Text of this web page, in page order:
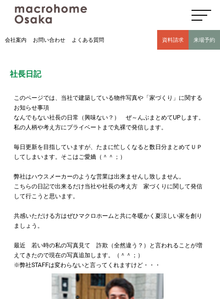
高気密高断熱住宅のマクロホーム大阪の社長日記(豊中市 モデルハウス有)
会社案内 お問い合わせ よくある質問 資料請求 来場予約
社長日記
このページでは、当社で建築している物件写真や「家づくり」に関する
お知らせ事項
なんでもない社長の日常（興味ない？） ぜ～んぶまとめてUPします。
私の人柄や考え方にプライベートまで丸裸で発信します。
毎日更新を目指していますが、たまに忙しくなると数日分まとめてＵＰ
してしまいます。そこはご愛嬌（＾＾；）
弊社はハウスメーカーのような営業は出来ませんし致しません。
こちらの日記で出来るだけ当社や社長の考え方 家づくりに関して発信
して行こうと思います。
共感いただける方はぜひマクロホームと共に冬暖かく夏涼しい家を創り
ましょう。
最近 若い時の私の写真見て 詐欺（全然違う？）と言われることが増
えてきたので現在の写真追加します。（＾＾；）
※弊社STAFFは変わらないと言ってくれますけど・・・